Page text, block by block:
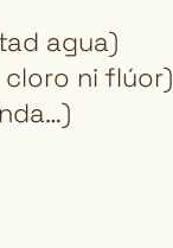
agua)
cloro ni flúor)